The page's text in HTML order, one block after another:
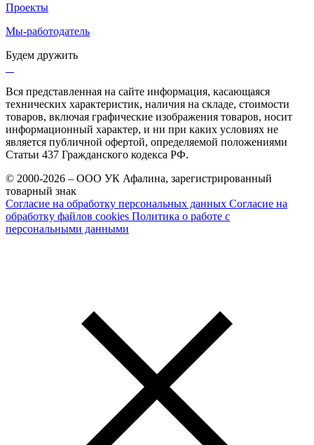
Проекты
Мы-работодатель
Будем дружить
Вся представленная на сайте информация, касающаяся
технических характеристик, наличия на складе, стоимости
товаров, включая графические изображения товаров, носит
информационный характер, и ни при каких условиях не
является публичной офертой, определяемой положениями
Статьи 437 Гражданского кодекса РФ.
© 2000-2026 – ООО УК Афалина, зарегистрированный
товарный знак
Согласие на обработку персональных данных Согласие на
обработку файлов cookies Политика о работе с
персональными данными